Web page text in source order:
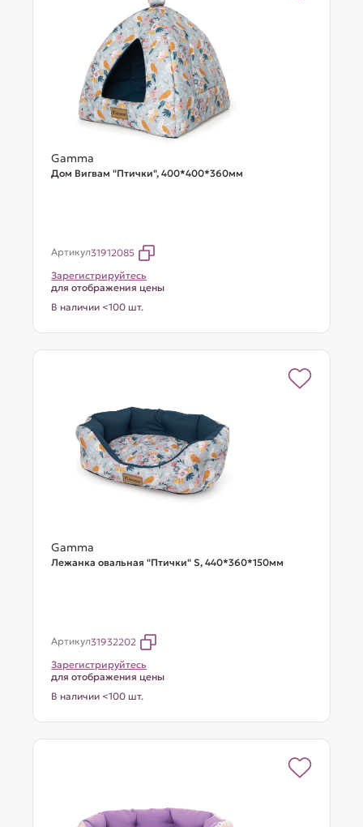
Gamma
Дом Вигвам "Птички", 400*400*360мм
Артикул31912085
Зарегистрируйтесь
для отображения цены
В наличии <100 шт.
Gamma
Лежанка овальная "Птички" S, 440*360*150мм
Артикул31932202
Зарегистрируйтесь
для отображения цены
В наличии <100 шт.